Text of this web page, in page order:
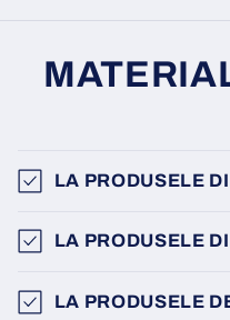
LA PRODUSELE
LA PRODUSELE
LA PRODUSELE